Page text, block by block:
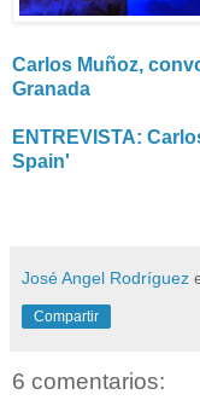
Carlos Muñoz,
Granada
ENTREVISTA:
Spain'
José Angel Rodríguez
Compartir
6 comentarios: